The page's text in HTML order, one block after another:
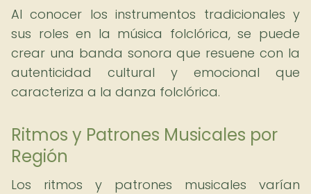
Al conocer los instrumentos tradicionales y
sus roles en la música folclórica, se puede
crear una banda sonora que resuene con la
autenticidad cultural y emocional que
caracteriza a la danza folclórica.
Ritmos y Patrones Musicales por
Región
Los ritmos y patrones musicales varían